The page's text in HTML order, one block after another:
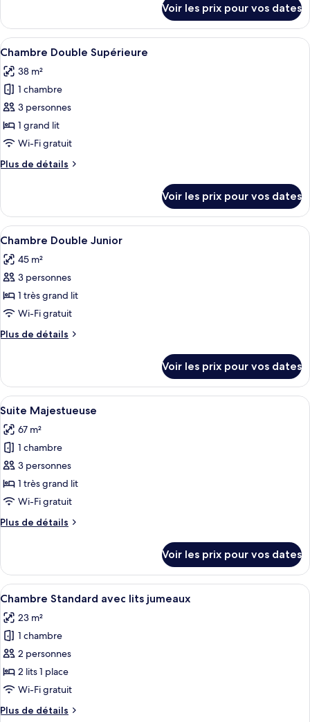
Standard
le
type
de
Chambre
Double
Voir les prix pour vos dates
Afficher
toutes
les
photos
pour
ce
type
chambre :
Supérieure
Une chambre d’hôtel avec un
6
Chambre Double Supérieure
38 m²
1 chambre
3 personnes
1 grand lit
Wi-Fi gratuit
Plus de détails
Plus
le
type
de
Chambre
Double
Voir les prix pour vos dates
Afficher
toutes
les
photos
pour
ce
type
de
Chambre
Double
Junior
Une pièce comprenant un fauteuil
9
Chambre Double Junior
45 m²
3 personnes
1 très grand lit
Wi-Fi gratuit
Plus de détails
Plus
le
type
de
Chambre
Double
Voir les prix pour vos dates
Afficher
toutes
les
photos
pour
ce
type
chambre :
Une chambre spacieuse avec un
8
Suite Majestueuse
67 m²
1 chambre
3 personnes
1 très grand lit
Wi-Fi gratuit
Plus de détails
Plus
le
type
de
Suite
Majestueuse
Voir les prix pour vos dates
Afficher
toutes
les
photos
pour
ce
type
chambre :
Une chambre d’hôtel avec deux lits,
4
Chambre Standard avec lits jumeaux
23 m²
1 chambre
2 personnes
2 lits 1 place
Wi-Fi gratuit
Plus de détails
Plus